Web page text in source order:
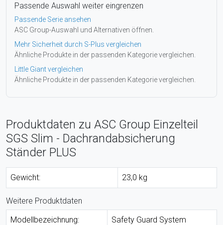
Passende Auswahl weiter eingrenzen
Passende Serie ansehen
ASC Group-Auswahl und Alternativen öffnen.
Mehr Sicherheit durch S-Plus vergleichen
Ähnliche Produkte in der passenden Kategorie vergleichen.
Little Giant vergleichen
Ähnliche Produkte in der passenden Kategorie vergleichen.
Produktdaten zu ASC Group Einzelteil
SGS Slim - Dachrandabsicherung
Ständer PLUS
Gewicht: 23,0 kg
Weitere Produktdaten
Modellbezeichnung:
Safety Guard System